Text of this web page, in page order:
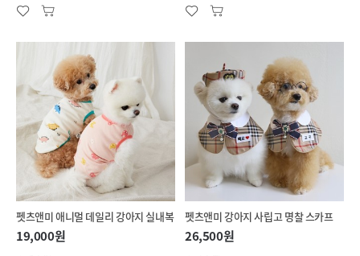
펫츠앤미 애니멀 데일리 강아지 실내복
19,000원
펫츠앤미 강아지 사립고 명찰 스카프
26,500원